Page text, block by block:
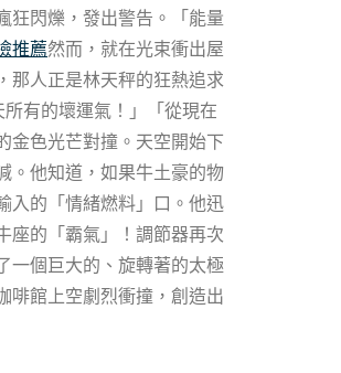
狂閃爍，發出警告。「能量
推薦然而，就在光束衝出屋
那人正是林天秤的狂熱追求
有的壞運氣！」「從現在
金色光芒對撞。天空開始下
。他知道，如果牛土豪的物
入的「情緒燃料」口。他迅
座的「霸氣」！調節器再次
一個巨大的、旋轉著的太極
啡館上空劇烈衝撞，創造出